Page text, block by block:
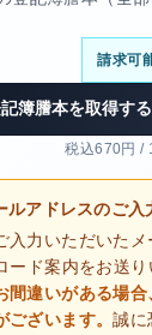
請求可
簿謄本を取得する
税込670円 /
ルアドレスのご入
入力いただいたメ
ード案内をお送り
間違いがある場
ございます。誠に